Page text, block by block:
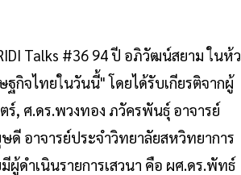
Talks #36 94 ปี อภิวัฒน์สยาม ในห้ว
กิจไทยในวันนี้" โดยได้รับเกียรติจากผู้
ร์, ศ.ดร.พวงทอง ภวัครพันธุ์ อาจารย์
อาจารย์ประจำวิทยาลัยสหวิทยาการ
ดำเนินรายการเสวนา คือ ผศ.ดร.พัทธ์